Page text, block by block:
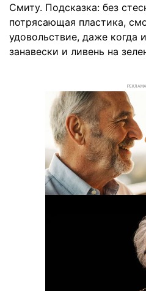
Смиту. Подсказка: без
потрясающая пластика,
удовольствие, даже когда
занавески и ливень на
РЕКЛАМА